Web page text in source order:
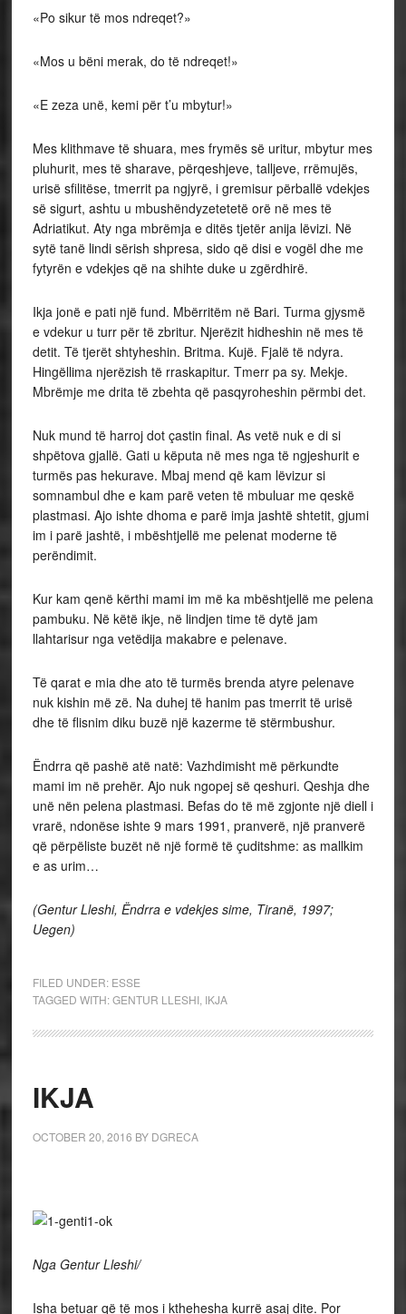
«Po sikur të mos ndreqet?»
«Mos u bëni merak, do të ndreqet!»
«E zeza unë, kemi për t’u mbytur!»
Mes klithmave të shuara, mes frymës së uritur, mbytur mes
pluhurit, mes të sharave, përqeshjeve, talljeve, rrëmujës,
urisë sfilitëse, tmerrit pa ngjyrë, i gremisur përballë vdekjes
së sigurt, ashtu u mbushëndyzetetetë orë në mes të
Adriatikut. Aty nga mbrëmja e ditës tjetër anija lëvizi. Në
sytë tanë lindi sërish shpresa, sido që disi e vogël dhe me
fytyrën e vdekjes që na shihte duke u zgërdhirë.
Ikja jonë e pati një fund. Mbërritëm në Bari. Turma gjysmë
e vdekur u turr për të zbritur. Njerëzit hidheshin në mes të
detit. Të tjerët shtyheshin. Britma. Kujë. Fjalë të ndyra.
Hingëllima njerëzish të rraskapitur. Tmerr pa sy. Mekje.
Mbrëmje me drita të zbehta që pasqyroheshin përmbi det.
Nuk mund të harroj dot çastin final. As vetë nuk e di si
shpëtova gjallë. Gati u këputa në mes nga të ngjeshurit e
turmës pas hekurave. Mbaj mend që kam lëvizur si
somnambul dhe e kam parë veten të mbuluar me qeskë
plastmasi. Ajo ishte dhoma e parë imja jashtë shtetit, gjumi
im i parë jashtë, i mbështjellë me pelenat moderne të
perëndimit.
Kur kam qenë kërthi mami im më ka mbështjellë me pelena
pambuku. Në këtë ikje, në lindjen time të dytë jam
llahtarisur nga vetëdija makabre e pelenave.
Të qarat e mia dhe ato të turmës brenda atyre pelenave
nuk kishin më zë. Na duhej të hanim pas tmerrit të urisë
dhe të flisnim diku buzë një kazerme të stërmbushur.
Ëndrra që pashë atë natë: Vazhdimisht më përkundte
mami im në prehër. Ajo nuk ngopej së qeshuri. Qeshja dhe
unë nën pelena plastmasi. Befas do të më zgjonte një diell i
vrarë, ndonëse ishte 9 mars 1991, pranverë, një pranverë
që përpëliste buzët në një formë të çuditshme: as mallkim
e as urim…
(Gentur Lleshi, Ëndrra e vdekjes sime, Tiranë, 1997;
Uegen)
FILED UNDER: ESSE
TAGGED WITH:GENTUR LLESHI, IKJA
IKJA
OCTOBER 20, 2016 BY DGRECA
Nga Gentur Lleshi/
Isha betuar që të mos i kthehesha kurrë asaj dite. Por